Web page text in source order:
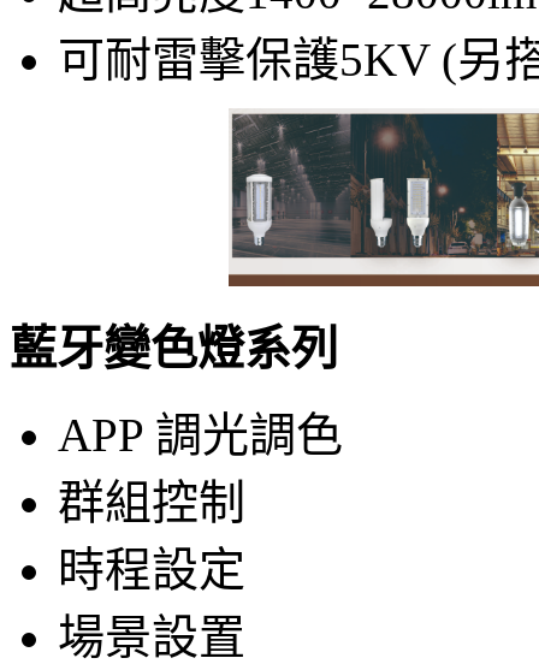
可耐雷擊保護5KV (另
藍牙變色燈系列
APP 調光調色
群組控制
時程設定
場景設置